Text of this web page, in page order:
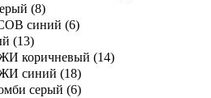
(8)
синий (6)
(13)
коричневый (14)
синий (18)
серый (6)